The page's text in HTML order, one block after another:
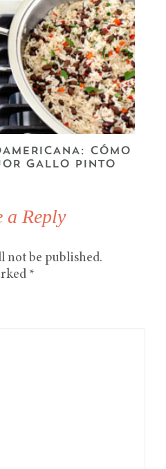
CÓMO
GALLO PINTO
a Reply
not be published.
*